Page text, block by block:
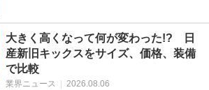
大きく高くなって何が変わった!? 日
産新旧キックスをサイズ、価格、装備
で比較
業界ニュース 2026.08.06